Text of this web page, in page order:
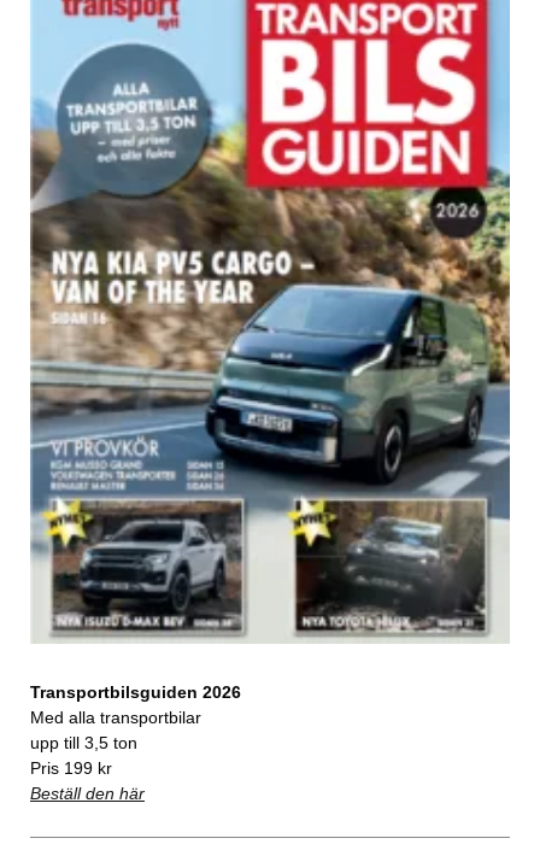
Transportbilsguiden 2026
Med alla transportbilar
upp till 3,5 ton
Pris 199 kr
Beställ den här